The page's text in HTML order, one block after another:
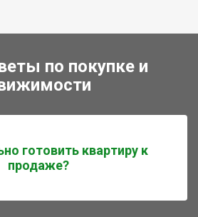
по покупке и
готовить квартиру к
продаже?